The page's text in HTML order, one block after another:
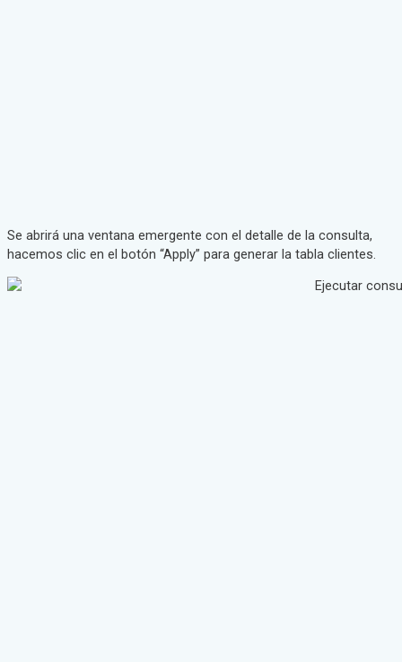
Se abrirá una ventana emergente con el detalle de la consulta,
hacemos clic en el botón “Apply” para generar la tabla clientes.